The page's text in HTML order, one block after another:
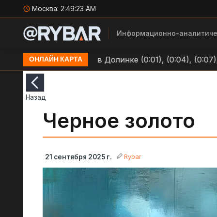
Москва: 2:49:23 AM
Информационно-
ОНЛАЙН КАРТА
позициям ВСУ в Долинке (0:01), (0:04), (0:07),
Назад
Черное золото
21 сентября 2025 г. Rybar